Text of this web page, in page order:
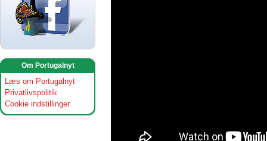
Om Portugalnyt
Læs om Portugalnyt
Privatlivspolitik
Cookie indstillinger